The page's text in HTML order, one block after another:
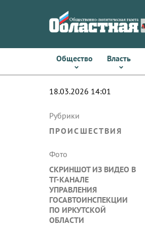
Общество Власть
18.03.2026 14:01
Рубрики
ПРОИСШЕСТВИЯ
Фото
СКРИНШОТ ИЗ ВИДЕО В
ТГ-КАНАЛЕ
УПРАВЛЕНИЯ
ГОСАВТОИНСПЕКЦИИ
ПО ИРКУТСКОЙ
ОБЛАСТИ